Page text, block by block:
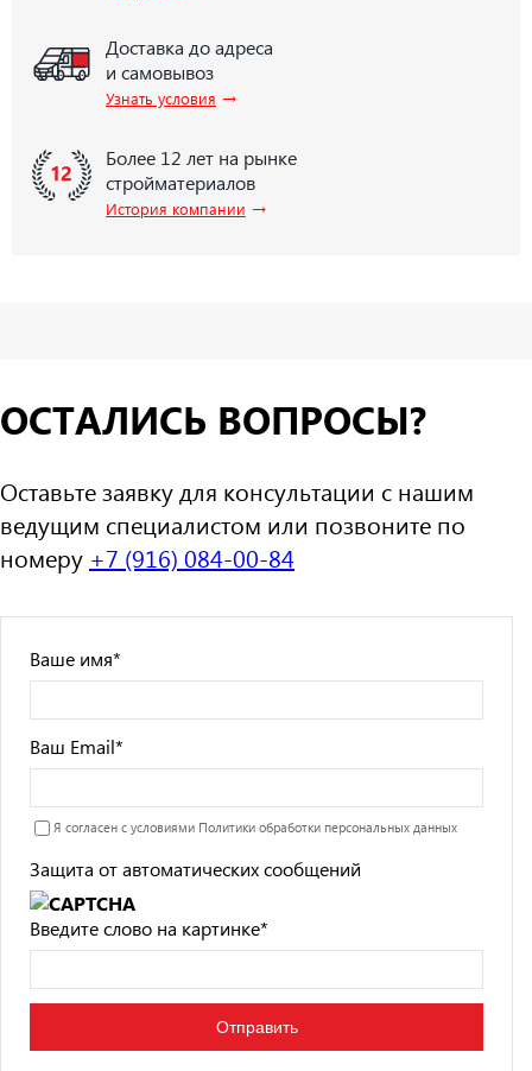
Доставка до адреса
и самовывоз
Узнать условия →
Более 12 лет на рынке
стройматериалов
История компании →
ОСТАЛИСЬ ВОПРОСЫ?
Оставьте заявку для консультации с нашим
ведущим специалистом или позвоните по
номеру +7 (916) 084-00-84
Ваше имя*
Ваш Email*
Я согласен с условиями Политики обработки персональных данных
Защита от автоматических сообщений
Введите слово на картинке*